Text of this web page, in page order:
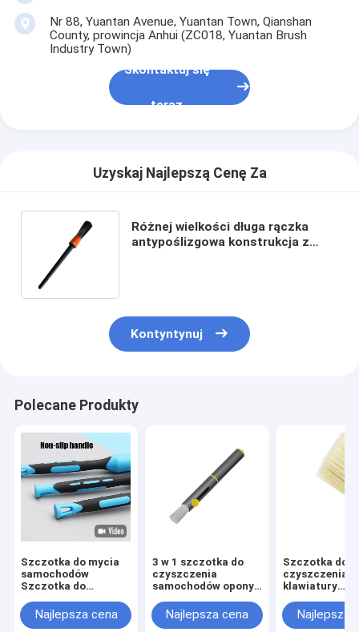
Nr 88, Yuantan Avenue, Yuantan Town, Qianshan
County, prowincja Anhui (ZC018, Yuantan Brush
Industry Town)
Skontaktuj się
teraz
Uzyskaj Najlepszą Cenę Za
Różnej wielkości długa rączka
antypoślizgowa konstrukcja z
Kontyntynuj
Polecane Produkty
Szczotka do mycia
samochodów
Szczotka do
Szczotka do
klimatyzacji
Najlepsza cena
3 w 1 szczotka do
czyszczenia
samochodów opony
oczyszczanie
wyjścia powietrza
Najlepsza cena
Szczotka do
czyszczenia
klawiatury
Najlepsza